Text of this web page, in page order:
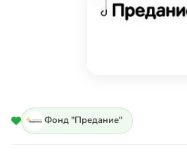
Фонд "Предание"